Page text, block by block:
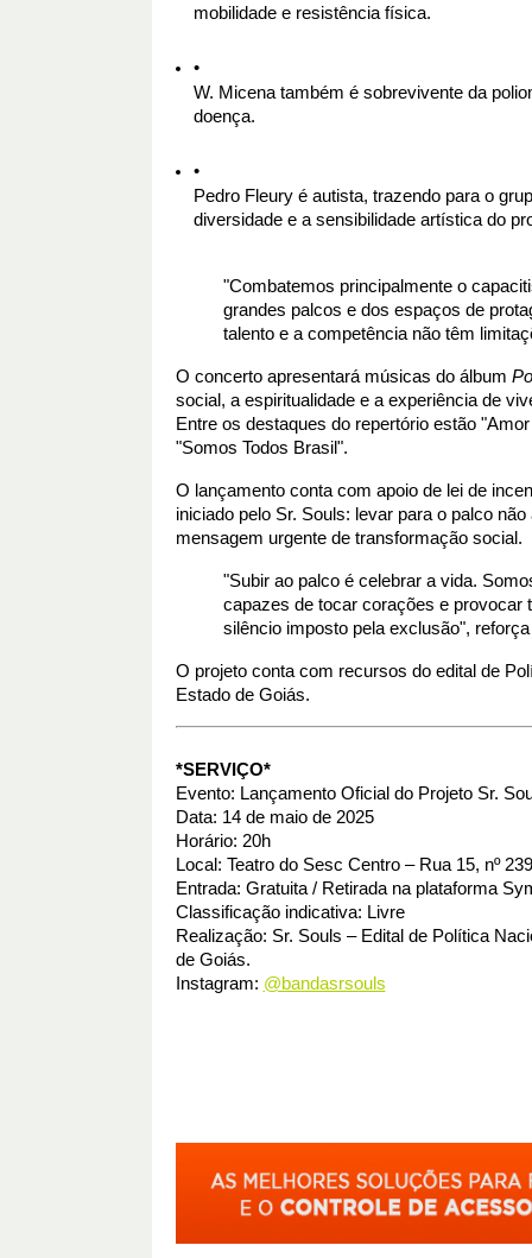
mobilidade e resistência física.
W. Micena também é sobrevivente da
doença.
Pedro Fleury é autista, trazendo para o
diversidade e a sensibilidade artística do
"Combatemos principalmente o
grandes palcos e dos espaços de
talento e a competência não têm
O concerto apresentará músicas do álbum
social, a espiritualidade e a experiência de
Entre os destaques do repertório estão
"Somos Todos Brasil".
O lançamento conta com apoio de lei de
iniciado pelo Sr. Souls: levar para o palco
mensagem urgente de transformação social.
"Subir ao palco é celebrar a vida.
capazes de tocar corações e provocar
silêncio imposto pela exclusão",
O projeto conta com recursos do edital de
Estado de Goiás.
*SERVIÇO*
Evento: Lançamento Oficial do Projeto Sr.
Data: 14 de maio de 2025
Horário: 20h
Local: Teatro do Sesc Centro – Rua 15, nº
Entrada: Gratuita / Retirada na plataforma
Classificação indicativa: Livre
Realização: Sr. Souls – Edital de Política
de Goiás.
Instagram: @bandasrsouls